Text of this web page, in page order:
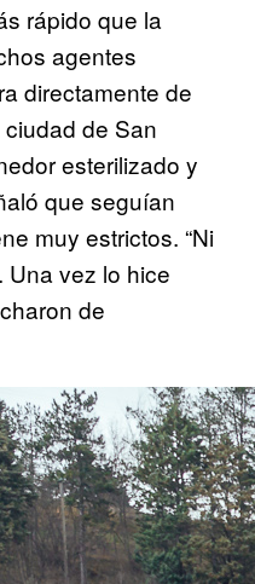
rápido que la
agentes
directamente de
de San
esterilizado y
que seguían
muy estrictos. “Ni
Una vez lo hice
de